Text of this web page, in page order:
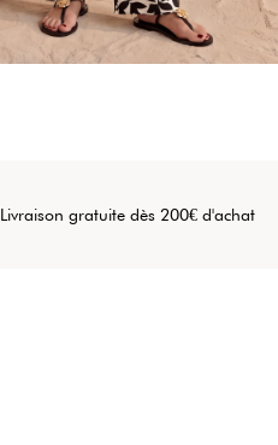
Livraison gratuite dès 200€ d'achat